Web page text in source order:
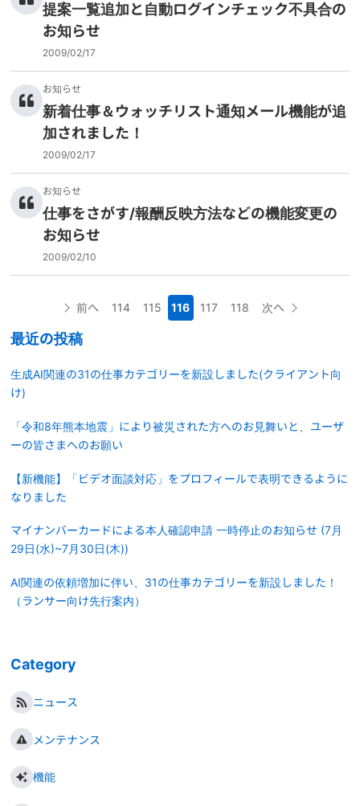
提案一覧追加と自動ログインチェック不具合の
お知らせ
2009/02/17
お知らせ
新着仕事＆ウォッチリスト通知メール機能が追
加されました！
2009/02/17
お知らせ
仕事をさがす/報酬反映方法などの機能変更の
お知らせ
2009/02/10
前へ 114 115 116 117 118 次へ
最近の投稿
生成AI関連の31の仕事カテゴリーを新設しました(クライアント向
け)
「令和8年熊本地震」により被災された方へのお見舞いと、ユーザ
ーの皆さまへのお願い
【新機能】「ビデオ面談対応」をプロフィールで表明できるように
なりました
マイナンバーカードによる本人確認申請 一時停止のお知らせ (7月
29日(水)~7月30日(木))
AI関連の依頼増加に伴い、31の仕事カテゴリーを新設しました！
（ランサー向け先行案内）
Category
ニュース
メンテナンス
機能